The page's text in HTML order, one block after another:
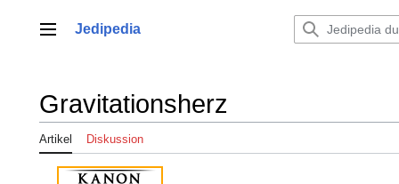
springenHauptmenü
Jedipedia
Gravitationsherz
Artikel Diskussion